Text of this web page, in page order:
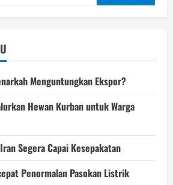
Menguntungkan Ekspor?
Hewan Kurban untuk Warga
Segera Capai Kesepakatan
Penormalan Pasokan Listrik